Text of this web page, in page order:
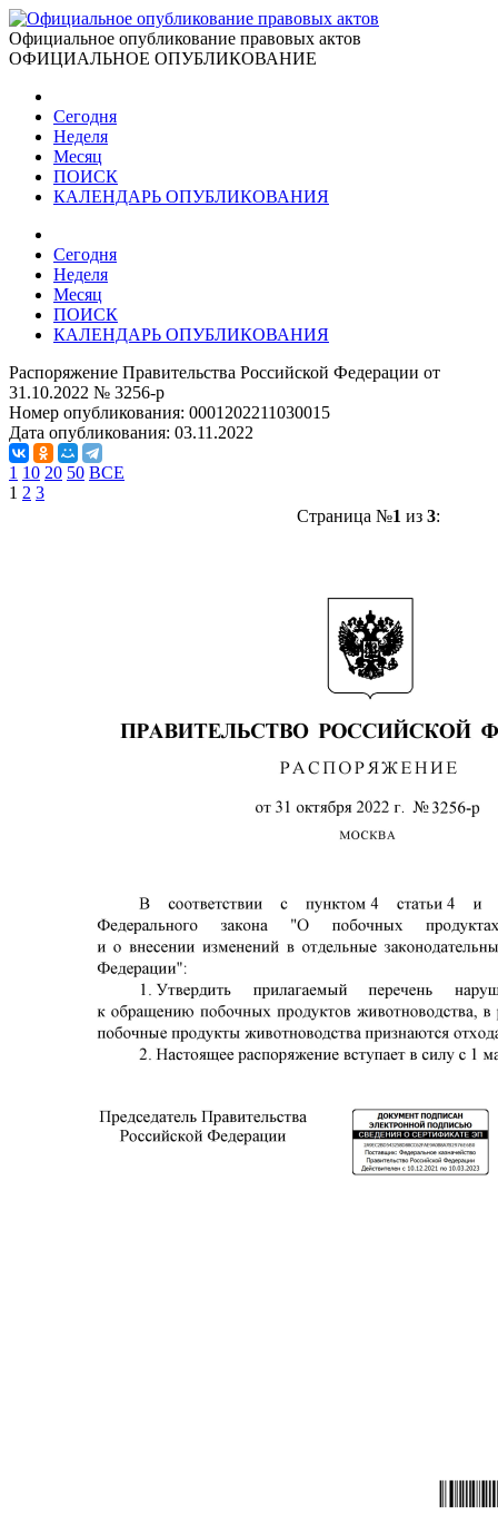
Официальное опубликование правовых актов
ОФИЦИАЛЬНОЕ ОПУБЛИКОВАНИЕ
Сегодня
Неделя
Месяц
ПОИСК
КАЛЕНДАРЬ ОПУБЛИКОВАНИЯ
Сегодня
Неделя
Месяц
ПОИСК
КАЛЕНДАРЬ ОПУБЛИКОВАНИЯ
Распоряжение Правительства Российской Федерации от
31.10.2022 № 3256-р
Номер опубликования: 0001202211030015
Дата опубликования: 03.11.2022
1 10 20 50 ВСЕ
1 2 3
Страница №1 из 3: